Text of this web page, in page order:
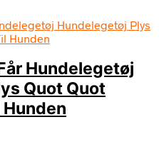
kr.. Hundelegetøj
Quot Quot